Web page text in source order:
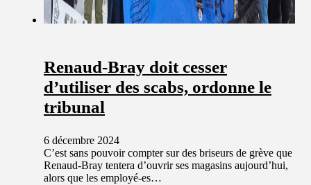
Renaud-Bray doit cesser
d’utiliser des scabs, ordonne le
tribunal
6 décembre 2024
C’est sans pouvoir compter sur des briseurs de grève que
Renaud-Bray tentera d’ouvrir ses magasins aujourd’hui,
alors que les employé-es…